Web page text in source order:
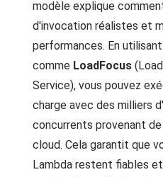
modèle explique
d'invocation réalistes et
performances. En
comme LoadFocus
Service), vous pouvez
charge avec des milliers
concurrents provenant
cloud. Cela garantit que
Lambda restent fiables